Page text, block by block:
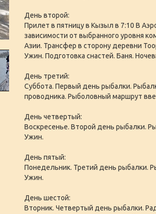
День второй:
Прилет в пятницу в Кызыл в 7:10 В
зависимости от выбранного уровня
Азии. Трансфер в сторону деревни
Ужин. Подготовка снастей. Баня.
День третий:
Суббота. Первый день рыбалки.
проводника. Рыболовный маршрут
День четвертый:
Воскресенье. Второй день рыбалки.
Ужин.
День пятый:
Понедельник. Третий день рыбалки.
Ужин.
День шестой:
Вторник. Четвертый день рыбалки.